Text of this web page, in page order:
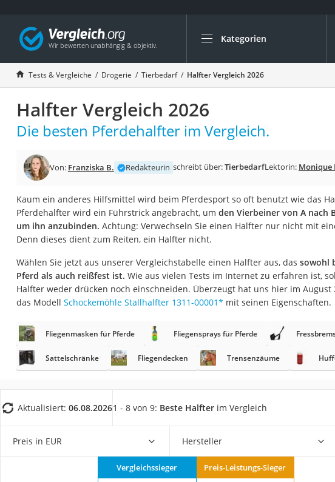
Kategorien
Die beliebtesten Vergleiche
Drogerie
Inhalator
Haarschneider
Rollator
Braun Rasierer
Katzenklappe (Chip)
Masturbator
Massagepistole
Epilierer
Reisehaartrockner
Eiweißpulver
Magnesiumpräparat
Nackenmassagegerät
Zeckenschutz Katze
Schildkrötenhaus
Mineralfutter Pferd
Massagegerät
Service
Tests & Vergleiche Drogerie Tierbedarf Halfter Vergleich 2026
Halfter Vergleich 2026
Die besten Pferdehalfter im Vergleich.
Von: Franziska B. Redakteurin schreibt über:TierbedarfLektorin: Monique
Kaum ein anderes Hilfsmittel wird beim Pferdesport so oft benutzt wie das
Pferdehalfter wird ein Führstrick angebracht, um den Vierbeiner von A nach
um ihn anzubinden. Achtung: Verwechseln Sie einen Halfter nur nicht mit
Denn dieses dient zum Reiten, ein Halfter nicht.
Wählen Sie jetzt aus unserer Vergleichstabelle einen Halfter aus, das sowohl
Pferd als auch reißfest ist. Wie aus vielen Tests im Internet zu erfahren ist,
Halfter weder drücken noch einschneiden. Überzeugt hat uns hier im August
das Modell Schockemöhle Stallhalfter 1311-00001* mit seinen Eigenschaften.
Fliegenmasken für Pferde Fliegensprays für Pferde
Sattelschränke Fliegendecken Trensenzäume
Aktualisiert: 06.08.20261 - 8 von 9: Beste Halfter im Vergleich
Preis in EUR Hersteller
Vergleichssieger Preis-Leistungs-Sieger